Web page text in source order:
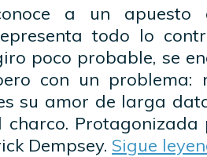
a un apuesto
todo lo
poco probable, se
con un problema:
su amor de larga
Protagonizada
Dempsey. Sigue